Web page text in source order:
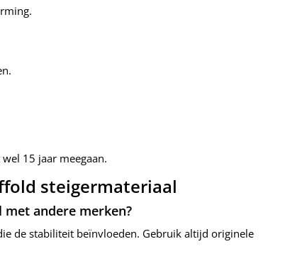
15 jaar meegaan.
steigermateriaal
andere merken?
de stabiliteit beïnvloeden. Gebruik altijd originele